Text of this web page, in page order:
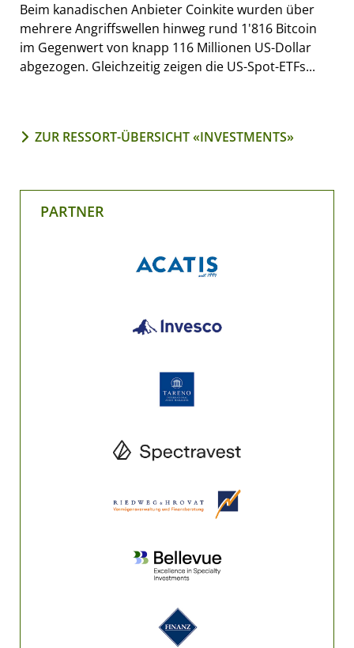
Beim kanadischen Anbieter Coinkite wurden über
mehrere Angriffswellen hinweg rund 1'816 Bitcoin
im Gegenwert von knapp 116 Millionen US-Dollar
abgezogen. Gleichzeitig zeigen die US-Spot-ETFs...
ZUR RESSORT-ÜBERSICHT «INVESTMENTS»
PARTNER